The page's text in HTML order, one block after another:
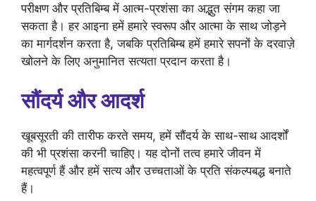
परीक्षण और प्रतिबिम्ब में आत्म-प्रशंसा का अद्भुत संगम कहा जा
सकता है। हर आइना हमें हमारे स्वरूप और आत्मा के साथ जोड़ने
का मार्गदर्शन करता है, जबकि प्रतिबिम्ब हमें हमारे सपनों के दरवाज़े
खोलने के लिए अनुमानित सत्यता प्रदान करता है।
सौंदर्य और आदर्श
खूबसूरती की तारीफ करते समय, हमें सौंदर्य के साथ-साथ आदर्शों
की भी प्रशंसा करनी चाहिए। यह दोनों तत्व हमारे जीवन में
महत्वपूर्ण हैं और हमें सत्य और उच्चताओं के प्रति संकल्पबद्ध बनाते
हैं।